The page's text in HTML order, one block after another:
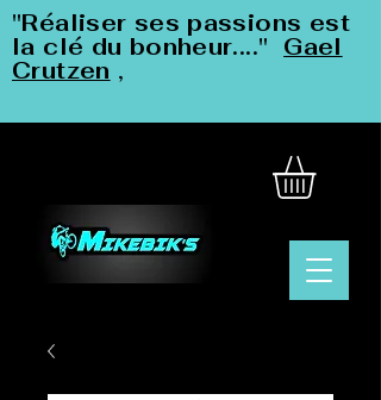
"Réaliser ses passions est
la clé du bonheur...." Gael
Crutzen ,